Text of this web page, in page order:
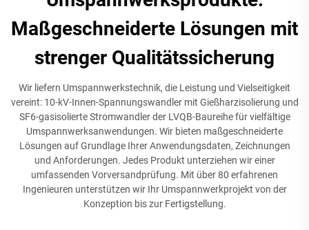
Maßgeschneiderte Lösungen mit
strenger Qualitätssicherung
Wir liefern Umspannwerkstechnik, die Leistung und Vielseitigkeit
vereint: 10-kV-Innen-Spannungswandler mit Gießharzisolierung und
SF6-gasisolierte Stromwandler der LVQB-Baureihe für vielfältige
Umspannwerksanwendungen. Wir bieten maßgeschneiderte
Lösungen auf Grundlage Ihrer Anwendungsdaten, Zeichnungen
und Anforderungen. Jedes Produkt unterziehen wir einer
umfassenden Vorversandprüfung. Mit über 80 erfahrenen
Ingenieuren unterstützen wir Ihr Umspannwerkprojekt von der
Konzeption bis zur Fertigstellung.